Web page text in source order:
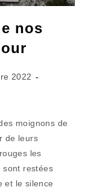
nos
2022
moignons de
de leurs
les
sont restées
et le silence